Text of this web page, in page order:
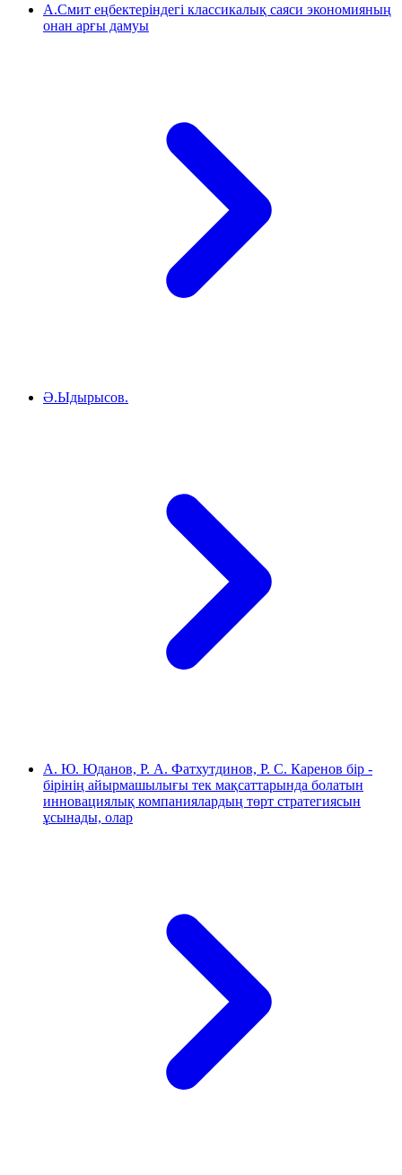
А.Смит еңбектеріндегі классикалық саяси экономияның
онан арғы дамуы
Ә.Ыдырысов.
А. Ю. Юданов, Р. А. Фатхутдинов, Р. С. Каренов бір -
бірінің айырмашылығы тек мақсаттарында болатын
инновациялық компаниялардың төрт стратегиясын
ұсынады, олар